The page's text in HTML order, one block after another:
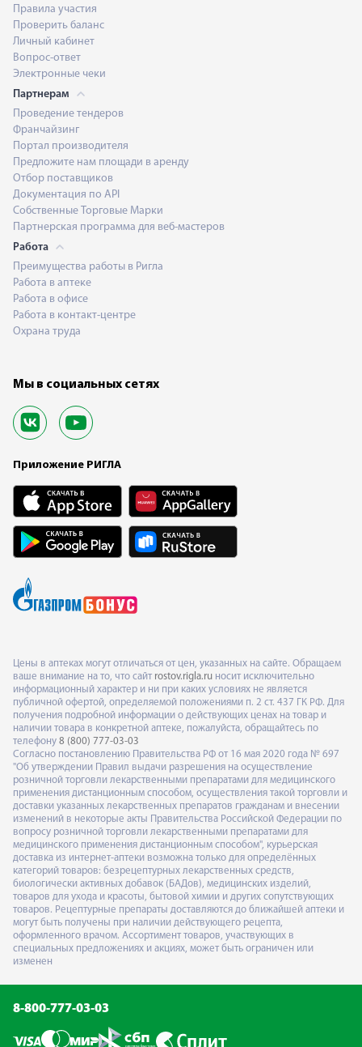
Правила участия
Проверить баланс
Личный кабинет
Вопрос-ответ
Электронные чеки
Партнерам
Проведение тендеров
Франчайзинг
Портал производителя
Предложите нам площади в аренду
Отбор поставщиков
Документация по API
Собственные Торговые Марки
Партнерская программа для веб-мастеров
Работа
Преимущества работы в Ригла
Работа в аптеке
Работа в офисе
Работа в контакт-центре
Охрана труда
Мы в социальных сетях
Приложение РИГЛА
Цены в аптеках могут отличаться от цен, указанных на сайте. Обращаем
ваше внимание на то, что сайт rostov.rigla.ru носит исключительно
информационный характер и ни при каких условиях не является
публичной офертой, определяемой положениями п. 2 ст. 437 ГК РФ. Для
получения подробной информации о действующих ценах на товар и
наличии товара в конкретной аптеке, пожалуйста, обращайтесь по
телефону 8 (800) 777-03-03
Согласно постановлению Правительства РФ от 16 мая 2020 года № 697
"Об утверждении Правил выдачи разрешения на осуществление
розничной торговли лекарственными препаратами для медицинского
применения дистанционным способом, осуществления такой торговли и
доставки указанных лекарственных препаратов гражданам и внесении
изменений в некоторые акты Правительства Российской Федерации по
вопросу розничной торговли лекарственными препаратами для
медицинского применения дистанционным способом", курьерская
доставка из интернет-аптеки возможна только для определённых
категорий товаров: безрецептурных лекарственных средств,
биологически активных добавок (БАДов), медицинских изделий,
товаров для ухода и красоты, бытовой химии и других сопутствующих
товаров. Рецептурные препараты доставляются до ближайшей аптеки и
могут быть получены при наличии действующего рецепта,
оформленного врачом. Ассортимент товаров, участвующих в
специальных предложениях и акциях, может быть ограничен или
изменен
8-800-777-03-03